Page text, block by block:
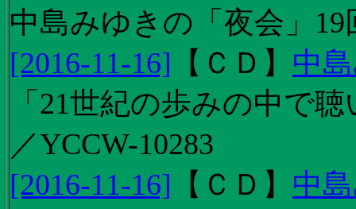
中島みゆきの「夜会」
[2016-11-16] 【 ＣＤ 】 中
「21世紀の歩みの中で
／YCCW-10283
[2016-11-16] 【 ＣＤ 】 中